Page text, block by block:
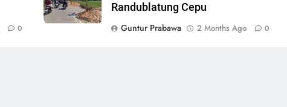
0
Randublatung Cepu
Guntur Prabawa
2 Months Ago 0